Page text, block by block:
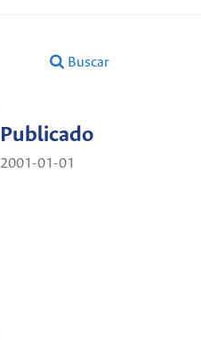
Buscar
Publicado
2001-01-01